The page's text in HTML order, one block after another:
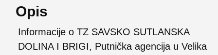
Opis
Informacije o TZ SAVSKO SUTLANSKA
DOLINA I BRIGI, Putnička agencija u Velika